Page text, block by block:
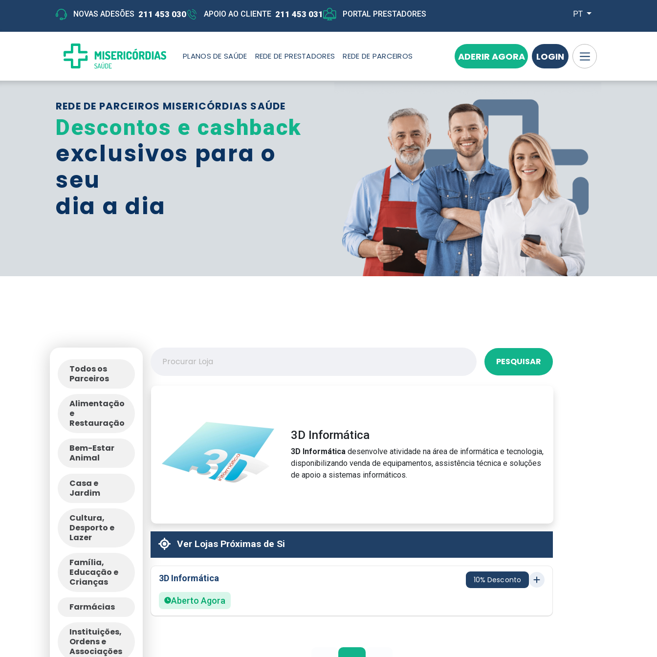
NOVAS ADESÕES 211 453 030 APOIO AO CLIENTE 211 453 031 PORTAL PRESTADORES PT
PLANOS DE SAÚDE REDE DE PRESTADORES REDE DE PARCEIROS ADERIR AGORA LOGIN
REDE DE PARCEIROS MISERICÓRDIAS SAÚDE
Descontos e cashback
exclusivos para o
seu
dia a dia
Todos os
Parceiros
Alimentação
e
Restauração
Bem-Estar
Animal
Casa e
Jardim
Cultura,
Desporto e
Lazer
Família,
Educação e
Crianças
Farmácias
Instituições,
Ordens e
Associações
PESQUISAR
3D Informática
3D Informática desenvolve atividade na área de informática e tecnologia,
disponibilizando venda de equipamentos, assistência técnica e soluções
de apoio a sistemas informáticos.
Ver Lojas Próximas de Si
3D Informática 10% Desconto
Aberto Agora